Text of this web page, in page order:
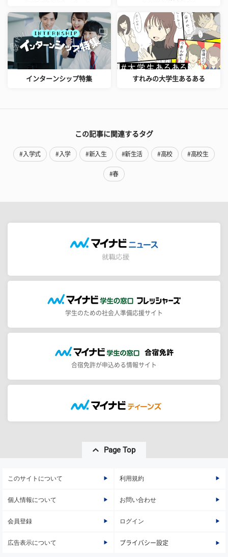
インターンシップ特集 すれみの大学生あるある
この記事に関連するタグ
#入学式 #入学 #新入生 #新生活 #高校 #高校生
#春
学生のための社会人準備応援サイト
合宿免許が申込める情報サイト
Page Top
このサイトについて 利用規約
個人情報について お問い合わせ
会員登録 ログイン
広告表示について プライバシー設定